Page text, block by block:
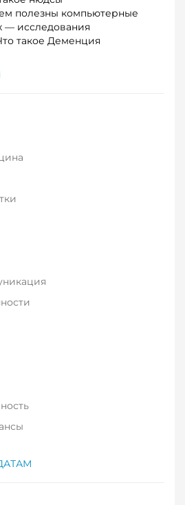
полезны компьютерные
— исследования
такое Деменция